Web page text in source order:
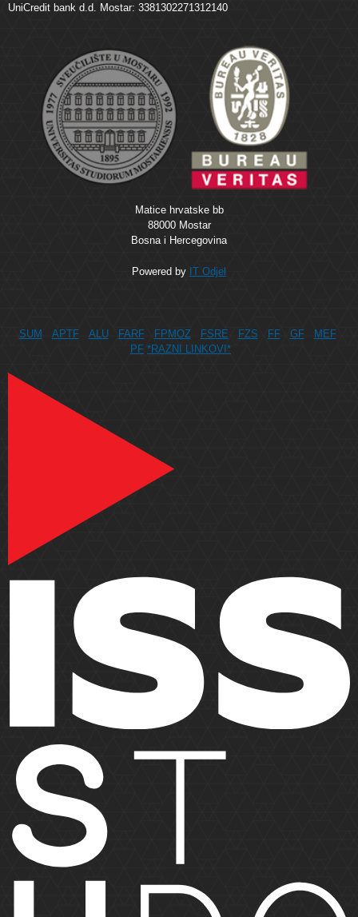
UniCredit bank d.d. Mostar: 3381302271312140
Matice hrvatske bb
88000 Mostar
Bosna i Hercegovina
Powered by IT Odjel
SUM APTF ALU FARF FPMOZ FSRE FZS FF GF
MEF
PF *RAZNI LINKOVI*